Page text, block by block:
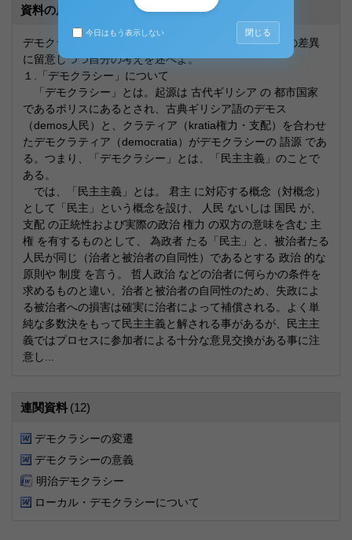
資料の原本内容
デモクラシーについて、古代と近代の政治哲学の発想の差異
に留意しつつ自分の考えを述べよ。
１.「デモクラシー」について
「デモクラシー」とは。起源は 古代ギリシア の 都市国家
であるポリスにあるとされ、古典ギリシア語のデモス
（demos人民）と、クラティア（kratia権力・支配）を合わせ
たデモクラティア（democratia）がデモクラシーの 語源 であ
る。つまり、「デモクラシー」とは、「民主主義」のことで
ある。
では、「民主主義」とは。 君主 に対応する概念（対概念）
として「民主」という概念を設け、 人民 ないしは 国民 が、
支配 の正統性および実際の政治 権力 の双方の意味を含む 主
権 を有するものとして、 為政者 たる「民主」と、被治者たる
人民が同じ（治者と被治者の自同性）であるとする 政治 的な
原則や 制度 を言う。 哲人政治 などの治者に何らかの条件を
求めるものと違い、治者と被治者の自同性のため、失政によ
る被治者への損害は確実に治者によって補償される。よく単
純な多数決をもって民主主義と解される事があるが、民主主
義ではプロセスに参加者による十分な意見交換がある事に注
意し...
連関資料 (12)
デモクラシーの変遷
デモクラシーの意義
明治デモクラシー
ローカル・デモクラシーについて
今日はもう表示しない 閉じる